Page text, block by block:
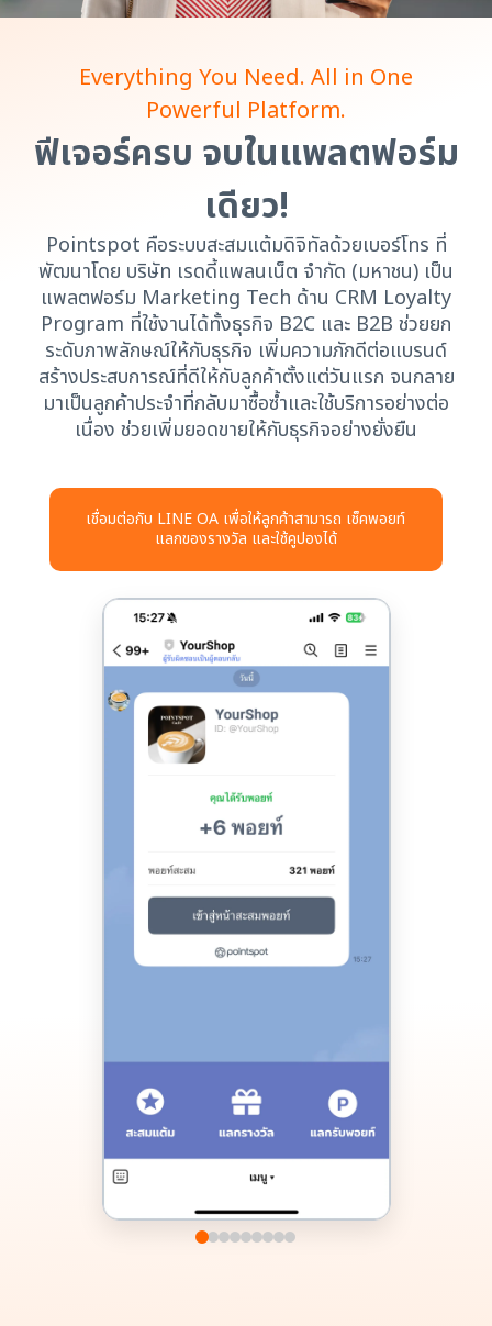
Everything You Need. All in One
Powerful Platform.
ฟีเจอร์ครบ จบในแพลตฟอร์ม
เดียว!
Pointspot คือระบบสะสมแต้มดิจิทัลด้วยเบอร์โทร ที่
พัฒนาโดย บริษัท เรดดี้แพลนเน็ต จำกัด (มหาชน) เป็น
แพลตฟอร์ม Marketing Tech ด้าน CRM Loyalty
Program ที่ใช้งานได้ทั้งธุรกิจ B2C และ B2B ช่วยยก
ระดับภาพลักษณ์ให้กับธุรกิจ เพิ่มความภักดีต่อแบรนด์
สร้างประสบการณ์ที่ดีให้กับลูกค้าตั้งแต่วันแรก จนกลาย
มาเป็นลูกค้าประจำที่กลับมาซื้อซ้ำและใช้บริการอย่างต่อ
เนื่อง ช่วยเพิ่มยอดขายให้กับธุรกิจอย่างยั่งยืน
เชื่อมต่อกับ LINE OA เพื่อให้ลูกค้าสามารถ เช็คพอยท์
แลกของรางวัล และใช้คูปองได้